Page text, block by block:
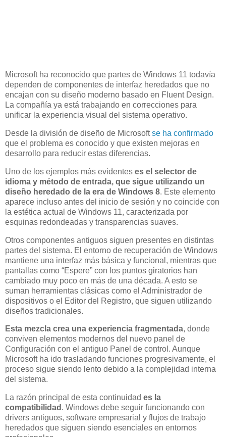
Microsoft ha reconocido que partes de Windows 11 todavía
dependen de componentes de interfaz heredados que no
encajan con su diseño moderno basado en Fluent Design.
La compañía ya está trabajando en correcciones para
unificar la experiencia visual del sistema operativo.
Desde la división de diseño de Microsoftse ha confirmado
que el problema es conocido y que existen mejoras en
desarrollo para reducir estas diferencias.
Uno de los ejemplos más evidentes es el selector de
idioma y método de entrada, que sigue utilizando un
diseño heredado de la era de Windows 8. Este elemento
aparece incluso antes del inicio de sesión y no coincide con
la estética actual de Windows 11, caracterizada por
esquinas redondeadas y transparencias suaves.
Otros componentes antiguos siguen presentes en distintas
partes del sistema. El entorno de recuperación de Windows
mantiene una interfaz más básica y funcional, mientras que
pantallas como “Espere” con los puntos giratorios han
cambiado muy poco en más de una década. A esto se
suman herramientas clásicas como el Administrador de
dispositivos o el Editor del Registro, que siguen utilizando
diseños tradicionales.
Esta mezcla crea una experiencia fragmentada, donde
conviven elementos modernos del nuevo panel de
Configuración con el antiguo Panel de control. Aunque
Microsoft ha ido trasladando funciones progresivamente, el
proceso sigue siendo lento debido a la complejidad interna
del sistema.
La razón principal de esta continuidad es la
compatibilidad . Windows debe seguir funcionando con
drivers antiguos, software empresarial y flujos de trabajo
heredados que siguen siendo esenciales en entornos